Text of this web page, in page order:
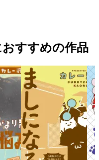
すすめの作品